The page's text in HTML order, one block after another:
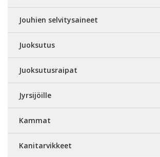
Jouhien selvitysaineet
Juoksutus
Juoksutusraipat
Jyrsijöille
Kammat
Kanitarvikkeet